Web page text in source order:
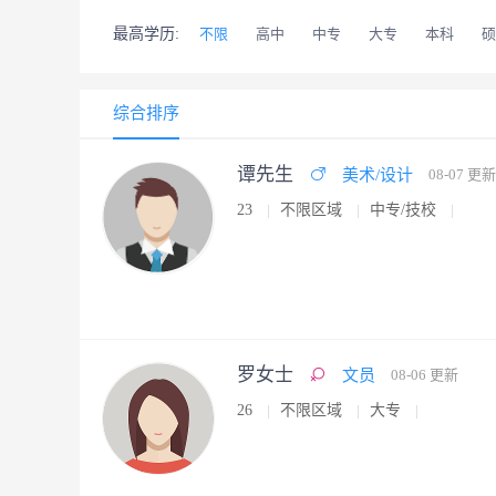
最高学历: 不限 高中 中专 大专 本科
综合排序
谭先生 美术/设计 08-07 更新
23 不限区域 中专/技校
罗女士 文员 08-06 更新
26 不限区域 大专